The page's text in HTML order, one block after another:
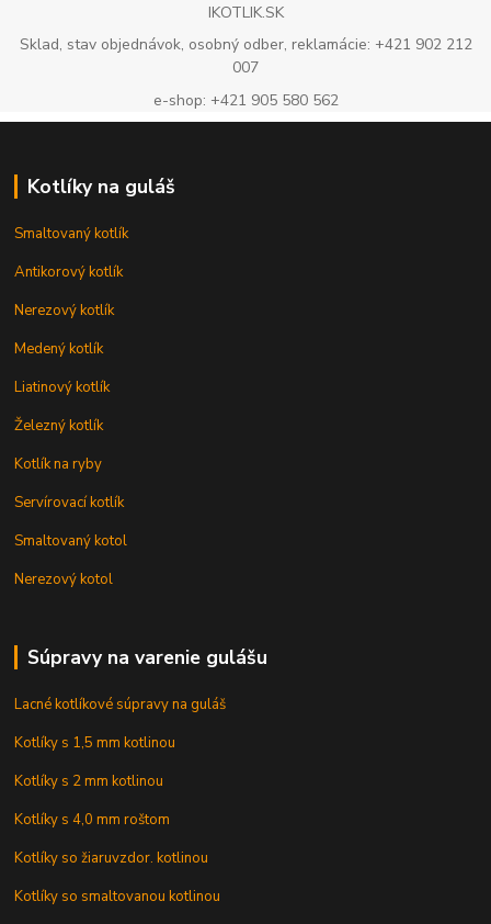
IKOTLIK.SK
Sklad, stav objednávok, osobný odber, reklamácie: +421 902 212
007
e-shop: +421 905 580 562
Kotlíky na guláš
Smaltovaný kotlík
Antikorový kotlík
Nerezový kotlík
Medený kotlík
Liatinový kotlík
Železný kotlík
Kotlík na ryby
Servírovací kotlík
Smaltovaný kotol
Nerezový kotol
Súpravy na varenie gulášu
Lacné kotlíkové súpravy na guláš
Kotlíky s 1,5 mm kotlinou
Kotlíky s 2 mm kotlinou
Kotlíky s 4,0 mm roštom
Kotlíky so žiaruvzdor. kotlinou
Kotlíky so smaltovanou kotlinou